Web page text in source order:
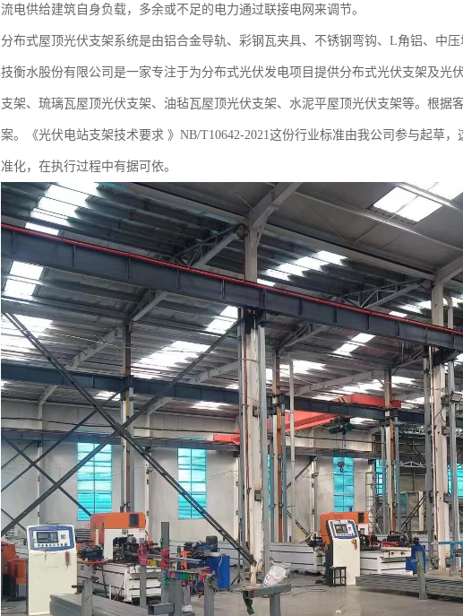
流电供给建筑自身负载，多余或不足的电力通过联接电网来调节。
分布式屋顶光伏支架系统是由铝合金导轨、彩钢瓦夹具、不锈钢弯钩、L角铝、中
技衡水股份有限公司是一家专注于为分布式光伏发电项目提供分布式光伏支架及光
支架、琉璃瓦屋顶光伏支架、油毡瓦屋顶光伏支架、水泥平屋顶光伏支架等。根据
案。《光伏电站支架技术要求 》NB/T10642-2021这份行业标准由我公司参与起草
准化，在执行过程中有据可依。